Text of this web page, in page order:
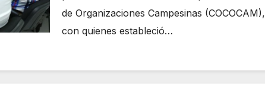
de Organizaciones Campesinas (COCOCAM),
con quienes estableció…